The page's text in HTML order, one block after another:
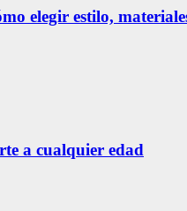
elegir estilo,
a cualquier edad